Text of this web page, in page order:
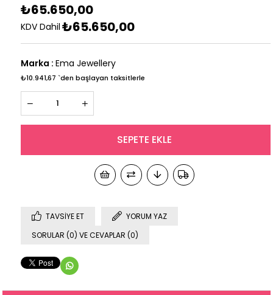
₺65.650,00
KDV Dahil ₺65.650,00
Marka : Ema Jewellery
₺10.941,67 `den başlayan taksitlerle
TAVSIYE ET
YORUM YAZ
SORULAR (0) VE CEVAPLAR (0)